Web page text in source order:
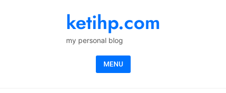
ketihp.com
my personal blog
MENU